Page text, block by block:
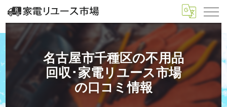
名古屋市千種区の不用品
回収･家電リユース市場
の口コミ情報